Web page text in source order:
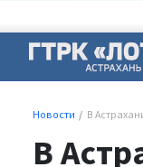
Новости В
В